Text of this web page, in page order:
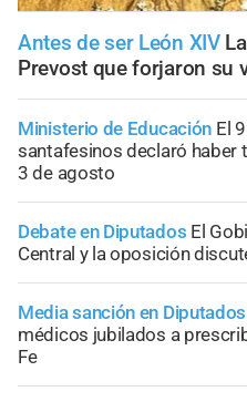
Antes de ser León XIV
Prevost que forjaron su
Ministerio de Educación El
santafesinos declaró haber
3 de agosto
Debate en Diputados El
Central y la oposición
Media sanción en Diputados
médicos jubilados a
Fe